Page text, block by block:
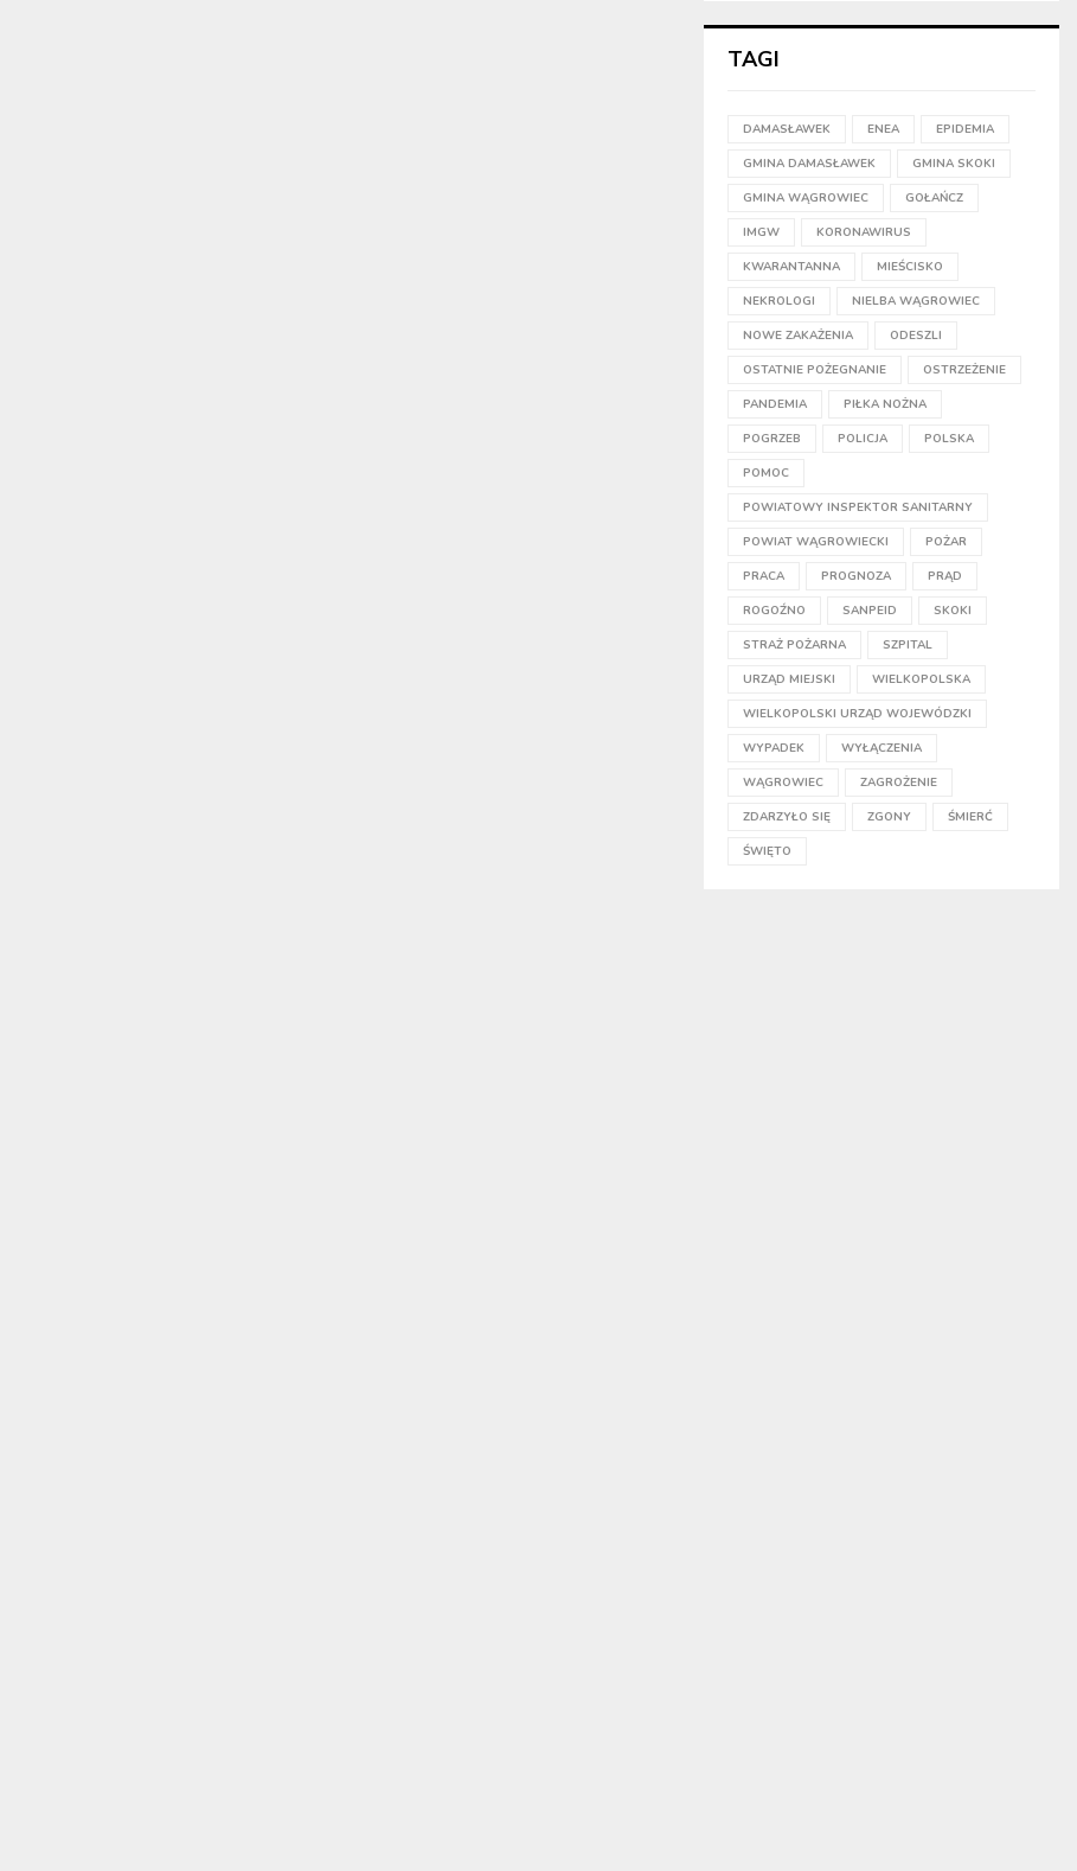
TAGI
DAMASŁAWEK ENEA EPIDEMIA
GMINA DAMASŁAWEK GMINA SKOKI
GMINA WĄGROWIEC GOŁAŃCZ
IMGW KORONAWIRUS
KWARANTANNA MIEŚCISKO
NEKROLOGI NIELBA WĄGROWIEC
NOWE ZAKAŻENIA ODESZLI
OSTATNIE POŻEGNANIE OSTRZEŻENIE
PANDEMIA PIŁKA NOŻNA
POGRZEB POLICJA POLSKA
POMOC
POWIATOWY INSPEKTOR SANITARNY
POWIAT WĄGROWIECKI POŻAR
PRACA PROGNOZA PRĄD
ROGOŹNO SANPEID SKOKI
STRAŻ POŻARNA SZPITAL
URZĄD MIEJSKI WIELKOPOLSKA
WIELKOPOLSKI URZĄD WOJEWÓDZKI
WYPADEK WYŁĄCZENIA
WĄGROWIEC ZAGROŻENIE
ZDARZYŁO SIĘ ZGONY ŚMIERĆ
ŚWIĘTO